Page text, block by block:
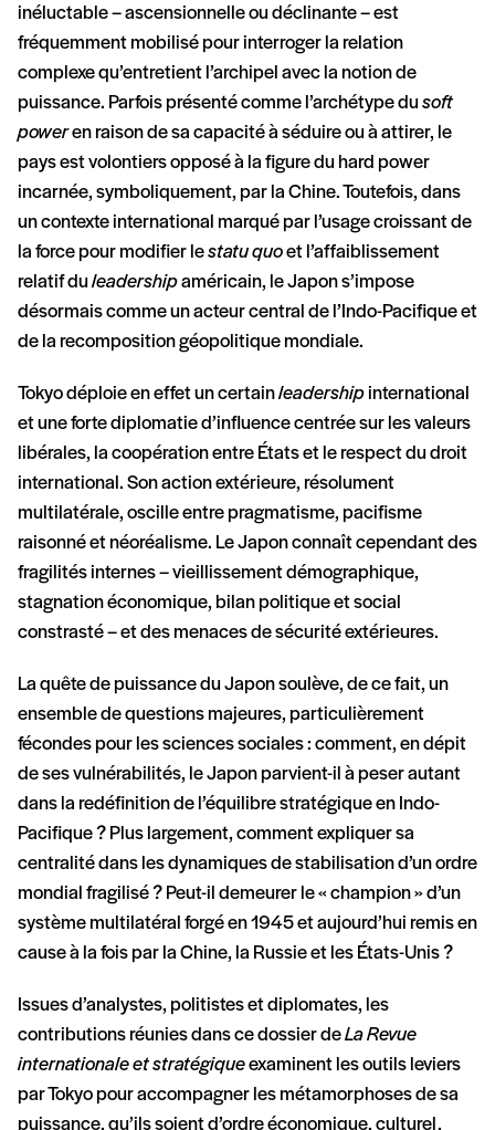
inéluctable – ascensionnelle ou déclinante – est
fréquemment mobilisé pour interroger la relation
complexe qu’entretient l’archipel avec la notion de
puissance. Parfois présenté comme l’archétype du soft
poweren raison de sa capacité à séduire ou à attirer, le
pays est volontiers opposé à la figure du hard power
incarnée, symboliquement, par la Chine. Toutefois, dans
un contexte international marqué par l’usage croissant de
la force pour modifier lestatu quoet l’affaiblissement
relatif du leadershipaméricain, le Japon s’impose
désormais comme un acteur central de l’Indo-Pacifique et
de la recomposition géopolitique mondiale.
Tokyo déploie en effet un certainleadershipinternational
et une forte diplomatie d’influence centrée sur les valeurs
libérales, la coopération entre États et le respect du droit
international. Son action extérieure, résolument
multilatérale, oscille entre pragmatisme, pacifisme
raisonné et néoréalisme. Le Japon connaît cependant des
fragilités internes – vieillissement démographique,
stagnation économique, bilan politique et social
constrasté – et des menaces de sécurité extérieures.
La quête de puissance du Japon soulève, de ce fait, un
ensemble de questions majeures, particulièrement
fécondes pour les sciences sociales : comment, en dépit
de ses vulnérabilités, le Japon parvient-il à peser autant
dans la redéfinition de l’équilibre stratégique en Indo-
Pacifique ? Plus largement, comment expliquer sa
centralité dans les dynamiques de stabilisation d’un ordre
mondial fragilisé ? Peut-il demeurer le « champion » d’un
système multilatéral forgé en 1945 et aujourd’hui remis en
cause à la fois par la Chine, la Russie et les États-Unis ?
Issues d’analystes, politistes et diplomates, les
contributions réunies dans ce dossier deLa Revue
internationale et stratégiqueexaminent les outils leviers
par Tokyo pour accompagner les métamorphoses de sa
puissance, qu’ils soient d’ordre économique, culturel,